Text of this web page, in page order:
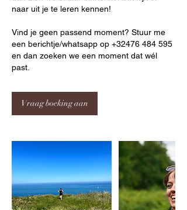
naar uit je te leren kennen!
Vind je geen passend moment? Stuur me
een berichtje/whatsapp op +32476 484 595
en dan zoeken we een moment dat wél
past.
Vraag boeking aan